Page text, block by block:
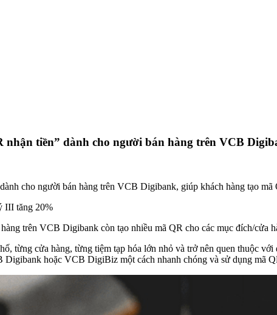
nhận tiền” dành cho người bán hàng trên VCB
cho người bán hàng trên VCB Digibank, giúp khách hàng tạo
III tăng 20%
trên VCB Digibank còn tạo nhiều mã QR cho các mục đích/cửa
từng cửa hàng, từng tiệm tạp hóa lớn nhỏ và trở nên quen thuộc
hoặc VCB DigiBiz một cách nhanh chóng và sử dụng mã